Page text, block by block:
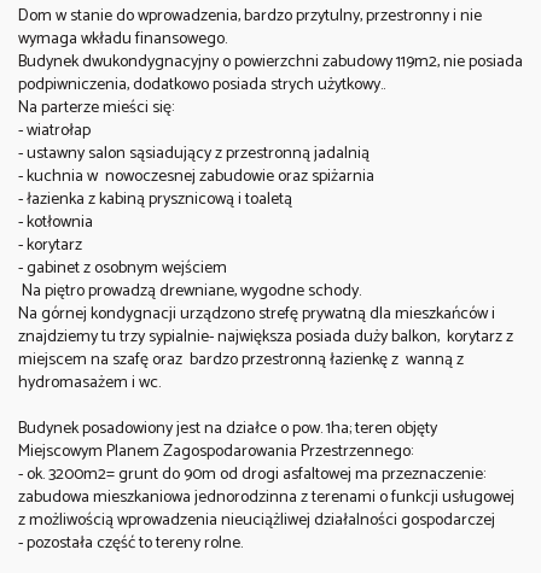
Dom w stanie do wprowadzenia, bardzo przytulny, przestronny i nie
wymaga wkładu finansowego.
Budynek dwukondygnacyjny o powierzchni zabudowy 119m2, nie posiada
podpiwniczenia, dodatkowo posiada strych użytkowy..
Na parterze mieści się:
- wiatrołap
- ustawny salon sąsiadujący z przestronną jadalnią
- kuchnia w nowoczesnej zabudowie oraz spiżarnia
- łazienka z kabiną prysznicową i toaletą
- kotłownia
- korytarz
- gabinet z osobnym wejściem
Na piętro prowadzą drewniane, wygodne schody.
Na górnej kondygnacji urządzono strefę prywatną dla mieszkańców i
znajdziemy tu trzy sypialnie- największa posiada duży balkon, korytarz z
miejscem na szafę oraz bardzo przestronną łazienkę z wanną z
hydromasażem i wc.
Budynek posadowiony jest na działce o pow. 1ha; teren objęty
Miejscowym Planem Zagospodarowania Przestrzennego:
- ok. 3200m2= grunt do 90m od drogi asfaltowej ma przeznaczenie:
zabudowa mieszkaniowa jednorodzinna z terenami o funkcji usługowej
z możliwością wprowadzenia nieuciążliwej działalności gospodarczej
- pozostała część to tereny rolne.